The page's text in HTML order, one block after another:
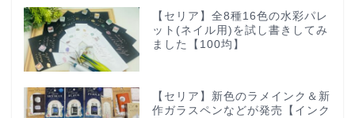
【セリア】全8種16色の水彩パレ
ット(ネイル用)を試し書きしてみ
ました【100均】
【セリア】新色のラメインク＆新
作ガラスペンなどが発売【インク
ホーム
インク